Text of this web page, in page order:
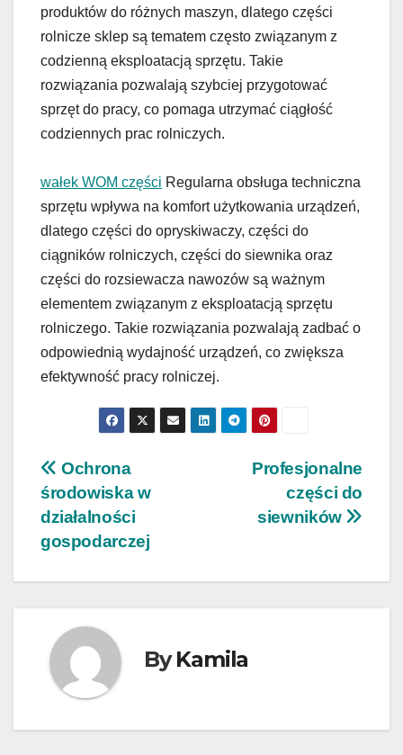
produktów do różnych maszyn, dlatego części
rolnicze sklep są tematem często związanym z
codzienną eksploatacją sprzętu. Takie
rozwiązania pozwalają szybciej przygotować
sprzęt do pracy, co pomaga utrzymać ciągłość
codziennych prac rolniczych.
wałek WOM części Regularna obsługa techniczna
sprzętu wpływa na komfort użytkowania urządzeń,
dlatego części do opryskiwaczy, części do
ciągników rolniczych, części do siewnika oraz
części do rozsiewacza nawozów są ważnym
elementem związanym z eksploatacją sprzętu
rolniczego. Takie rozwiązania pozwalają zadbać o
odpowiednią wydajność urządzeń, co zwiększa
efektywność pracy rolniczej.
Nawigacja
wpisu
Profesjonalne
części do
siewników
Ochrona
środowiska w
działalności
gospodarczej
ByKamila